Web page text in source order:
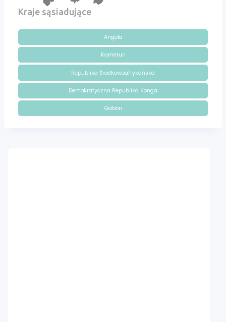
Kraje sąsiadujące
Angola
Kamerun
Republika Środkowoafrykańska
Demokratyczna Republika Konga
Gabon